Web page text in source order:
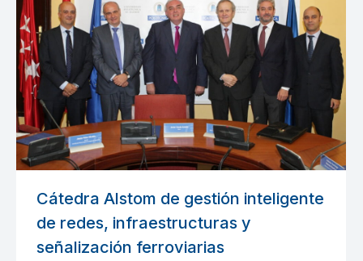
Cátedra Alstom de gestión inteligente
de redes, infraestructuras y
señalización ferroviarias